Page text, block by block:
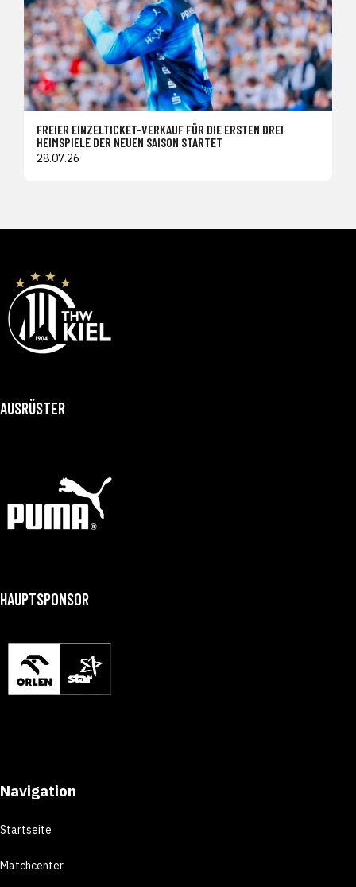
FREIER EINZELTICKET-VERKAUF FÜR DIE ERSTEN DREI
HEIMSPIELE DER NEUEN SAISON STARTET
28.07.26
AUSRÜSTER
HAUPTSPONSOR
Navigation
Startseite
Matchcenter